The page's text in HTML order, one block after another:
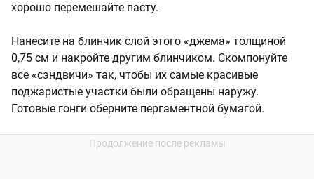
хорошо перемешайте пасту.
Нанесите на блинчик слой этого «джема» толщиной
0,75 см и накройте другим блинчиком. Скомпонуйте
все «сэндвичи» так, чтобы их самые красивые
поджаристые участки были обращены наружу.
Готовые гонги оберните пергаментной бумагой.